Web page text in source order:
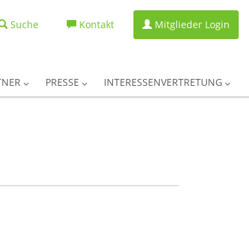
Suche Kontakt Mitglieder Login
PRESSE INTERESSENVERTRETUNG